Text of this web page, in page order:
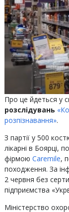
Про це йдеться у
розслідувань
розпізнавання».
З партії у 500
лікарні в Боярці,
фірмою Caremile,
походження. За
2 червня без
підприємства
Міністерство